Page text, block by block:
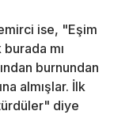
ise, "Eşim
mı
burnundan
almışlar. İlk
diye